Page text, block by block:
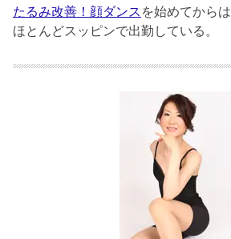
たるみ改善！顔ダンス を始めてからは
ほとんどスッピンで出勤している。